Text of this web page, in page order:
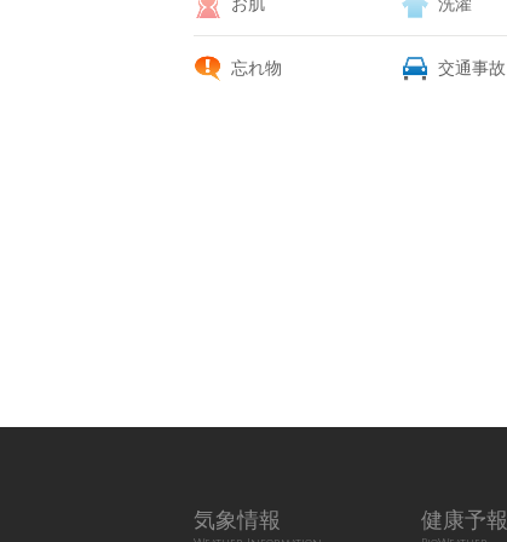
お肌 洗濯
忘れ物 交通事故
気象情報 健康予報